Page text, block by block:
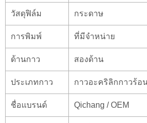
วัสดุฟิล์ม กระดาษ
การพิมพ์ ที่มีจำหน่าย
ด้านกาว สองด้าน
ประเภทกาว กาวอะคริลิกกาวร้อ
ชื่อแบรนด์ Qichang / OEM